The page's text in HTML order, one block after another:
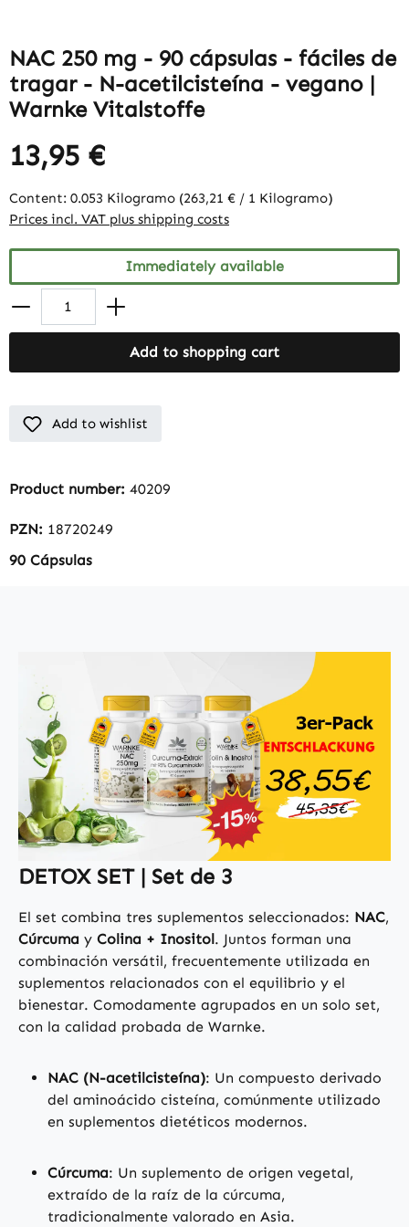
NAC 250 mg - 90 cápsulas - fáciles de
tragar - N-acetilcisteína - vegano |
Warnke Vitalstoffe
13,95 €
Content: 0.053 Kilogramo (263,21 € / 1 Kilogramo)
Prices incl. VAT plus shipping costs
Immediately available
Add to shopping cart
Add to wishlist
Product number: 40209
PZN: 18720249
90 Cápsulas
DETOX SET | Set de 3
El set combina tres suplementos seleccionados: NAC,
Cúrcuma y Colina + Inositol . Juntos forman una
combinación versátil, frecuentemente utilizada en
suplementos relacionados con el equilibrio y el
bienestar. Comodamente agrupados en un solo set,
con la calidad probada de Warnke.
NAC (N-acetilcisteína): Un compuesto derivado
del aminoácido cisteína, comúnmente utilizado
en suplementos dietéticos modernos.
Cúrcuma: Un suplemento de origen vegetal,
extraído de la raíz de la cúrcuma,
tradicionalmente valorado en Asia.